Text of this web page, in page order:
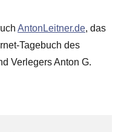
AntonLeitner.de, das
Tagebuch des
Verlegers Anton G.